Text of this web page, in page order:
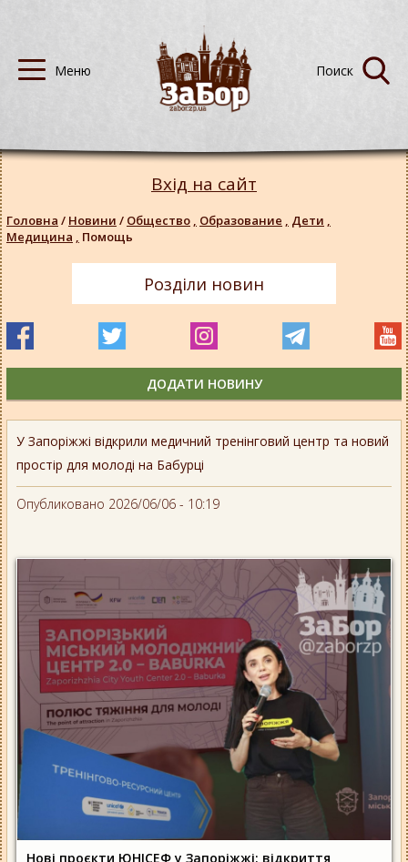
У Запоріжжі відкрили медичний тренінговий центр та новий
простір для молоді на Бабурці
Опубликовано 2026/06/06 - 10:19
Нові проєкти ЮНІСЕФ у Запоріжжі: відкриття
Вхід на сайт
Головна / Новини / Общество , Образование , Дети ,
Медицина , Помощь
Розділи новин
ДОДАТИ НОВИНУ